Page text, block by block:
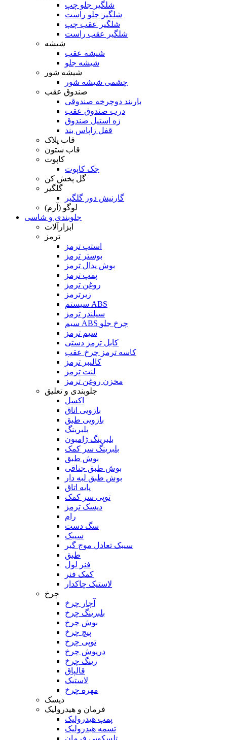
شلگیر جلو چپ
شلگیر جلو راست
شلگیر عقب چپ
شلگیر عقب راست
شیشه
شیشه عقب
شیشه جلو
شیشه شور
چشمی شیشه شور
صندوق عقب
باربند دوچرخه صندوقی
درب صندوق عقب
زه استیل صندوق
قفل زاپاس بند
قاب پلاک
قاب ستون
کاپوت
جک کاپوت
گل پخش کن
گلگیر
گارنیش دور گلگیر
لوگو (آرم)
جلوبندی و شاسی
ابزارآلات
ترمز
استپ ترمز
بوستر ترمز
بوش پدال ترمز
پمپ ترمز
روغن ترمز
زیرترمز
سیستم ABS
سیلندر ترمز
سیم ABS چرخ جلو
سیم ترمز
کابل ترمز دستی
کاسه ترمز چرخ عقب
کالیبر ترمز
لنت ترمز
مخزن روغن ترمز
جلوبندی و تعلیق
اکسل
بازویی اتاق
بازویی طبق
بلبرینگ
بلبرینگ ژامبون
بلبرینگ سر کمک
بوش طبق
بوش طبق جناقی
بوش طبق لبه دار
پایه اتاق
توپی سر کمک
دیسک ترمز
رام
سگ دست
سیبک
سیبک تعادل موج گیر
طبق
فنر لول
کمک فنر
لاستیک چاکدار
چرخ
آچار چرخ
بلبرینگ چرخ
بوش چرخ
پیچ چرخ
توپی چرخ
درپوش چرخ
رینگ چرخ
قالپاق
لاستیک
مهره چرخ
دیسک
فرمان و هیدرولیک
پمپ هیدرولیک
تسمه هیدرولیک
تلسکوپی فرمان